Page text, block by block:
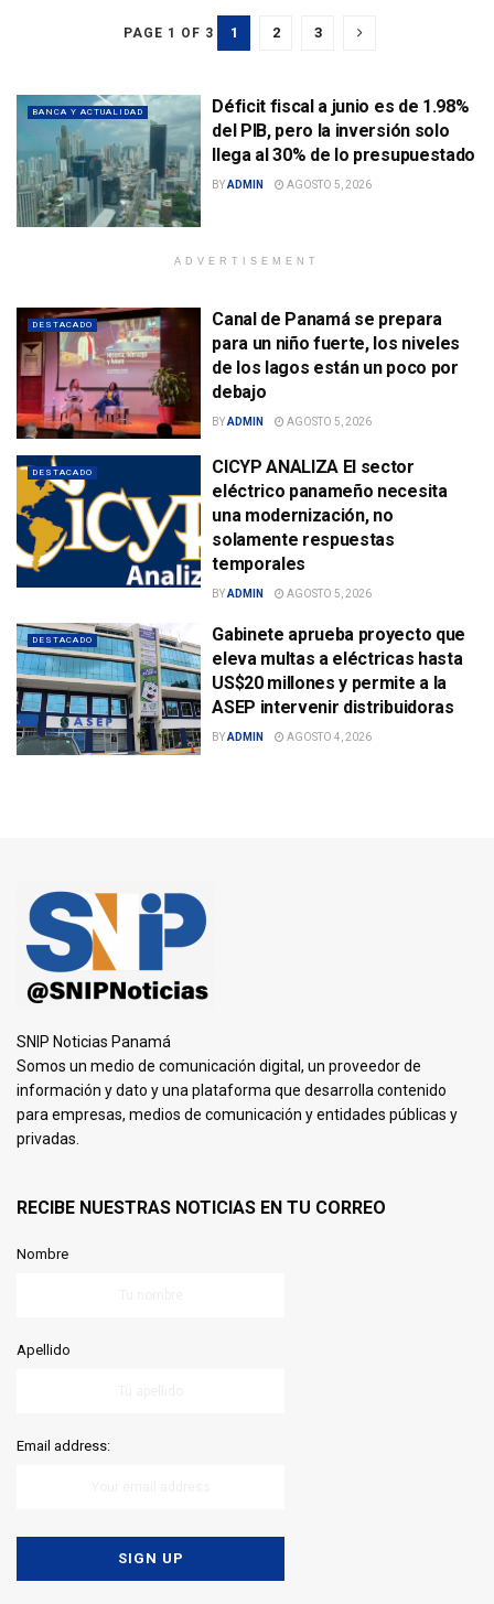
PAGE 1 OF 3 1 2 3
BANCA Y ACTUALIDAD
Déficit fiscal a junio es de 1.98%
del PIB, pero la inversión solo
llega al 30% de lo presupuestado
BYADMIN AGOSTO 5, 2026
ADVERTISEMENT
DESTACADO
Canal de Panamá se prepara
para un niño fuerte, los niveles
de los lagos están un poco por
debajo
BYADMIN AGOSTO 5, 2026
DESTACADO
CICYP ANALIZA El sector
eléctrico panameño necesita
una modernización, no
solamente respuestas
temporales
BYADMIN AGOSTO 5, 2026
DESTACADO
Gabinete aprueba proyecto que
eleva multas a eléctricas hasta
US$20 millones y permite a la
ASEP intervenir distribuidoras
BYADMIN AGOSTO 4, 2026
SNIP Noticias Panamá
Somos un medio de comunicación digital, un proveedor de
información y dato y una plataforma que desarrolla contenido
para empresas, medios de comunicación y entidades públicas y
privadas.
RECIBE NUESTRAS NOTICIAS EN TU CORREO
Nombre
Apellido
Email address: